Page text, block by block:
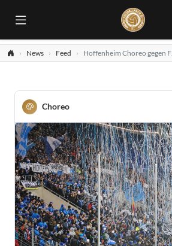
News Feed Hoffenheim Choreo gegen Fürth
Choreo